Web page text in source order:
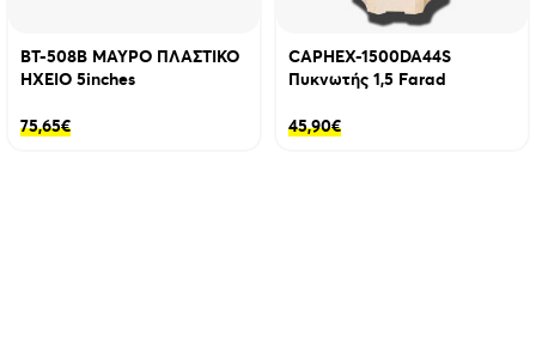
BT-508B ΜΑΥΡΟ ΠΛΑΣΤΙΚΟ
ΗΧΕΙΟ 5inches
75,65€
CAPHEX-1500DA44S
Πυκνωτής 1,5 Farad
45,90€